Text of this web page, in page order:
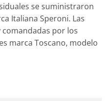
se suministraron
Italiana Speroni. Las
por los
marca Toscano, modelo